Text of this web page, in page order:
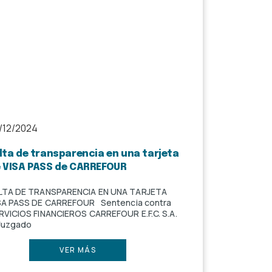
2024
de transparencia en una tarjeta
PASS de CARREFOUR
DE TRANSPARENCIA EN UNA TARJETA
PASS DE CARREFOUR Sentencia contra
FINANCIEROS CARREFOUR E.F.C. S.A.
VER MÁS